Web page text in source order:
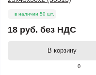
0
в наличии 50 шт.
18 руб. без НДС
В корзину